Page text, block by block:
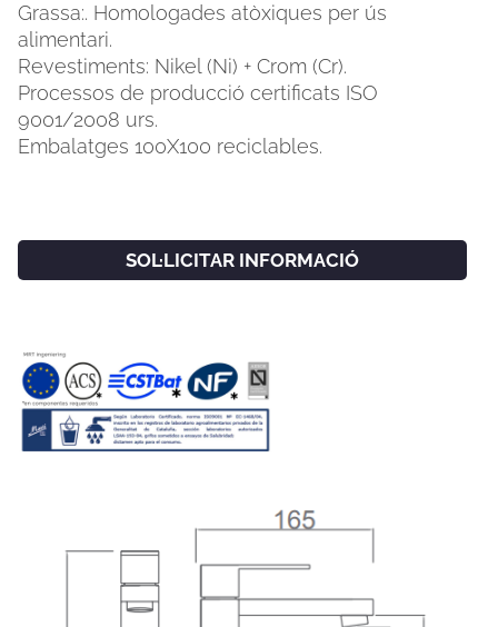
Grassa:. Homologades atòxiques per ús
alimentari.
Revestiments: Nikel (Ni) + Crom (Cr).
Processos de producció certificats ISO
9001/2008 urs.
Embalatges 100X100 reciclables.
SOL·LICITAR INFORMACIÓ